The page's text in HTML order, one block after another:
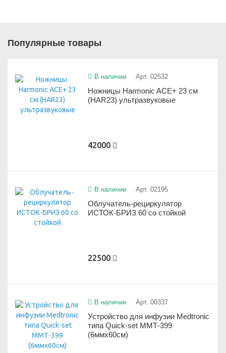
Популярные товары
В наличии Арт. 02532
Ножницы Harmonic ACE+ 23 см
(HAR23) ультразвуковые
42000
В наличии Арт. 02195
Облучатель-рециркулятор
ИСТОК-БРИЗ 60 со стойкой
22500
В наличии Арт. 00337
Устройство для инфузии Medtronic
типа Quick-set ММТ-399
(6ммx60см)